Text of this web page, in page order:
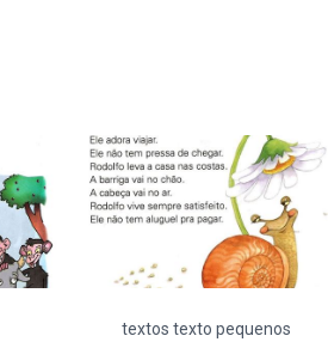
textos texto pequenos